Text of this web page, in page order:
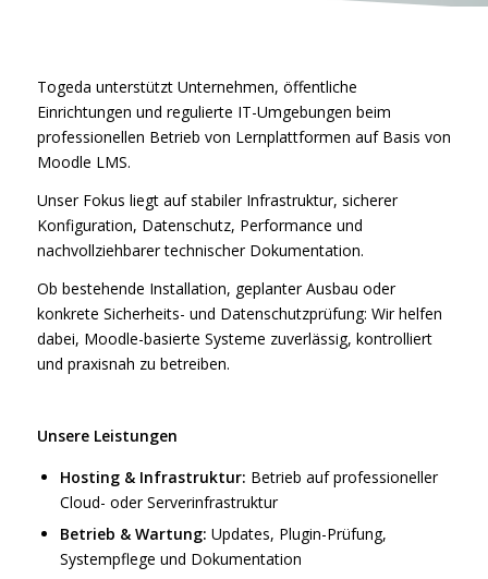
Togeda unterstützt Unternehmen, öffentliche
Einrichtungen und regulierte IT-Umgebungen beim
professionellen Betrieb von Lernplattformen auf Basis von
Moodle LMS.
Unser Fokus liegt auf stabiler Infrastruktur, sicherer
Konfiguration, Datenschutz, Performance und
nachvollziehbarer technischer Dokumentation.
Ob bestehende Installation, geplanter Ausbau oder
konkrete Sicherheits- und Datenschutzprüfung: Wir helfen
dabei, Moodle-basierte Systeme zuverlässig, kontrolliert
und praxisnah zu betreiben.
Unsere Leistungen
Hosting & Infrastruktur: Betrieb auf professioneller
Cloud- oder Serverinfrastruktur
Betrieb & Wartung: Updates, Plugin-Prüfung,
Systempflege und Dokumentation